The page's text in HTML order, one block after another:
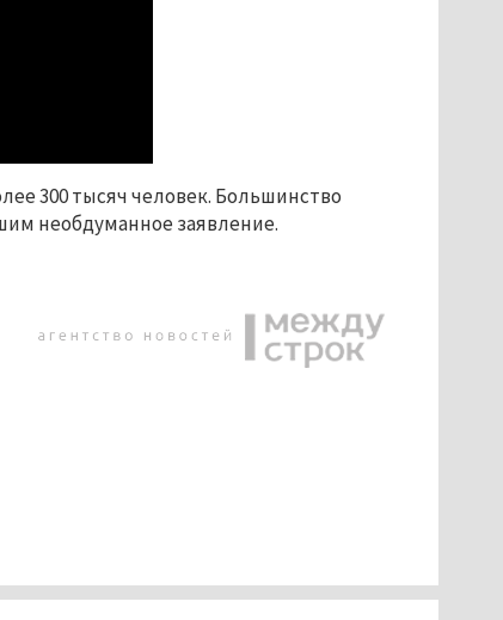
300 тысяч человек. Большинство
необдуманное заявление.